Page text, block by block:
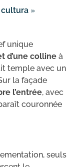
cultura »
unique
d’une colline à
temple avec un
la façade
l’entrée, avec
couronnée
seuls